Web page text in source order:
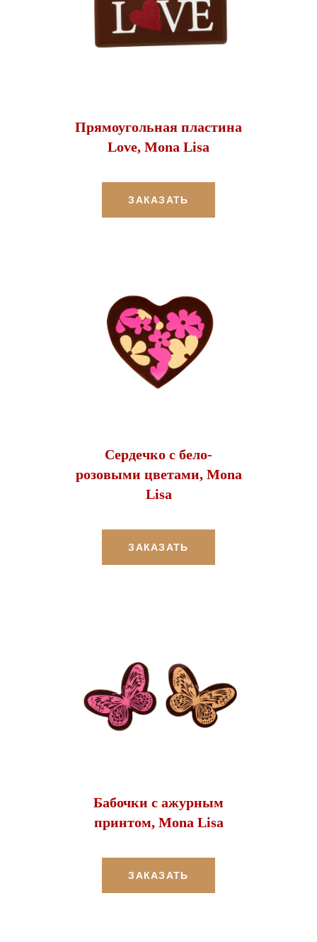
Прямоугольная пластина
Love, Mona Lisa
ЗАКАЗАТЬ
Сердечко с бело-
розовыми цветами, Mona
Lisa
ЗАКАЗАТЬ
Бабочки с ажурным
принтом, Mona Lisa
ЗАКАЗАТЬ